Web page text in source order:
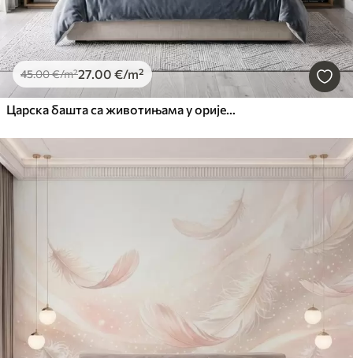
45.00€/m²27.00 €/m²
Царска башта са животињама у оријенталном стилу — мајмуном, леопардом, тигром, пауном и чапљом